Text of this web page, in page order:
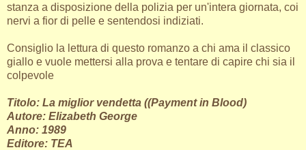
stanza a disposizione della polizia per un'intera giornata, coi
nervi a fior di pelle e sentendosi indiziati.
Consiglio la lettura di questo romanzo a chi ama il classico
giallo e vuole mettersi alla prova e tentare di capire chi sia il
colpevole
Titolo: La miglior vendetta ((Payment in Blood)
Autore: Elizabeth George
Anno: 1989
Editore: TEA